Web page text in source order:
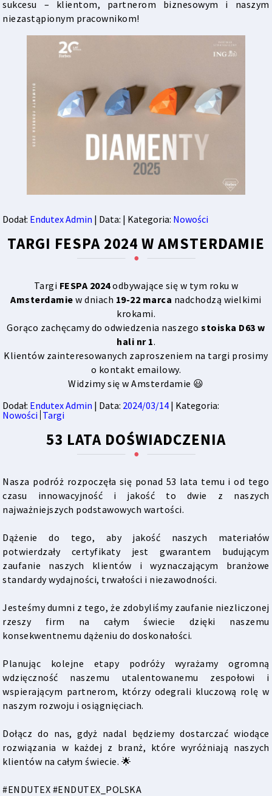
sukcesu – klientom, partnerom biznesowym i naszym
niezastąpionym pracownikom!
Dodał: Endutex Admin | Data: | Kategoria: Nowości
TARGI FESPA 2024 W AMSTERDAMIE
Targi FESPA 2024odbywające się w tym roku w
Amsterdamie w dniach 19-22 marca nadchodzą wielkimi
krokami.
Gorąco zachęcamy do odwiedzenia naszegostoiska D63 w
hali nr 1.
Klientów zainteresowanych zaproszeniem na targi prosimy
o kontakt emailowy.
Widzimy się w Amsterdamie 😃
Dodał: Endutex Admin | Data: 2024/03/14 | Kategoria:
Nowości Targi
53 LATA DOŚWIADCZENIA
Nasza podróż rozpoczęła się ponad 53 lata temu i od tego
czasu innowacyjność i jakość to dwie z naszych
najważniejszych podstawowych wartości.
Dążenie do tego, aby jakość naszych materiałów
potwierdzały certyfikaty jest gwarantem budującym
zaufanie naszych klientów i wyznaczającym branżowe
standardy wydajności, trwałości i niezawodności.
Jesteśmy dumni z tego, że zdobyliśmy zaufanie niezliczonej
rzeszy firm na całym świecie dzięki naszemu
konsekwentnemu dążeniu do doskonałości.
Planując kolejne etapy podróży wyrażamy ogromną
wdzięczność naszemu utalentowanemu zespołowi i
wspierającym partnerom, którzy odegrali kluczową rolę w
naszym rozwoju i osiągnięciach.
Dołącz do nas, gdyż nadal będziemy dostarczać wiodące
rozwiązania w każdej z branż, które wyróżniają naszych
klientów na całym świecie. 🌟
#ENDUTEX #ENDUTEX_POLSKA